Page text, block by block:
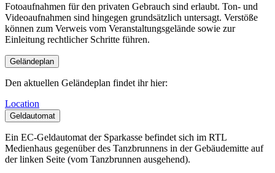
Fotoaufnahmen für den privaten Gebrauch sind erlaubt. Ton- und
Videoaufnahmen sind hingegen grundsätzlich untersagt. Verstöße
können zum Verweis vom Veranstaltungsgelände sowie zur
Einleitung rechtlicher Schritte führen.
Geländeplan
Den aktuellen Geländeplan findet ihr hier:
Location
Geldautomat
Ein EC-Geldautomat der Sparkasse befindet sich im RTL
Medienhaus gegenüber des Tanzbrunnens in der Gebäudemitte auf
der linken Seite (vom Tanzbrunnen ausgehend).